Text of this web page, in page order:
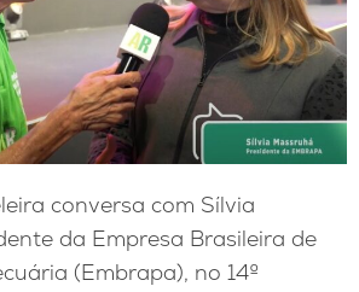
conversa com Sílvia
da Empresa Brasileira de
(Embrapa), no 14º